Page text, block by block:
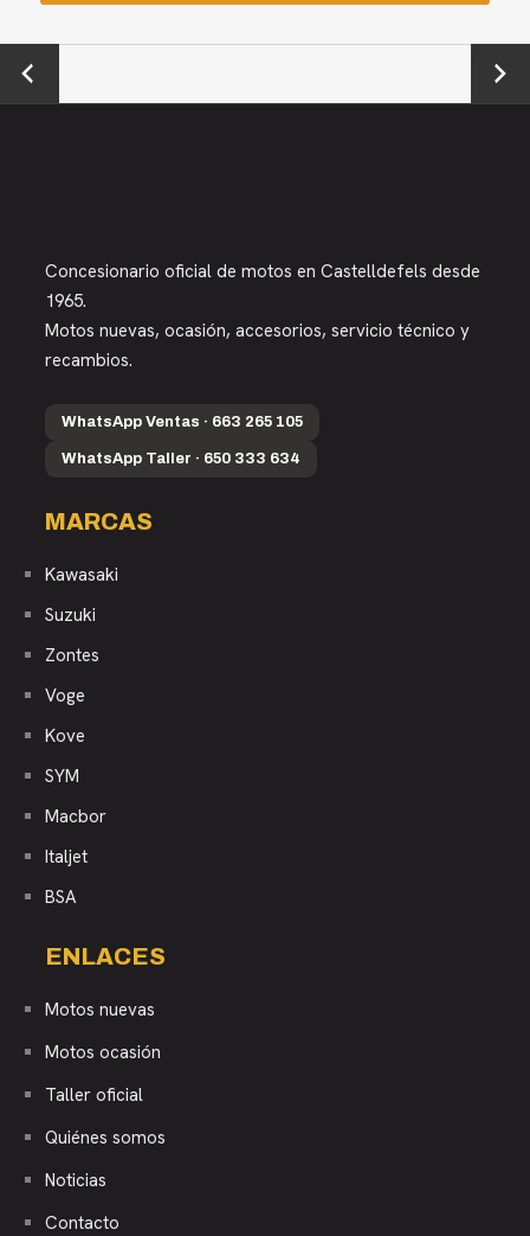
←
Previou
Next →
Concesionario oficial de motos en Castelldefels desde
1965.
Motos nuevas, ocasión, accesorios, servicio técnico y
recambios.
WhatsApp Ventas · 663 265 105
WhatsApp Taller · 650 333 634
MARCAS
Kawasaki
Suzuki
Zontes
Voge
Kove
SYM
Macbor
Italjet
BSA
ENLACES
Motos nuevas
Motos ocasión
Taller oficial
Quiénes somos
Noticias
Contacto